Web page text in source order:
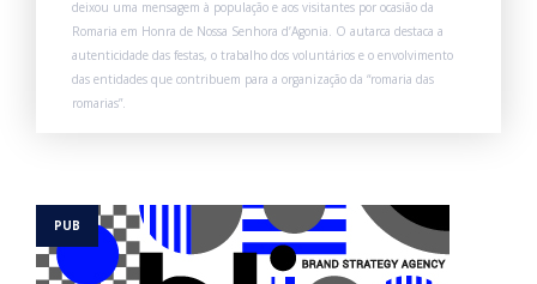
deixou uma mensagem à população e aos visitantes por ocasião da
Romaria em Honra de Nossa Senhora d’Agonia. O autarca destaca a
autenticidade das festas, o trabalho dos voluntários e o envolvimento
das entidades que contribuem para a organização da “romaria das
romarias”.